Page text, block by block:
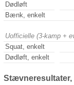
Dødløft
Bænk, enkelt
Uofficielle (3-kamp +
Squat, enkelt
Dødløft, enkelt